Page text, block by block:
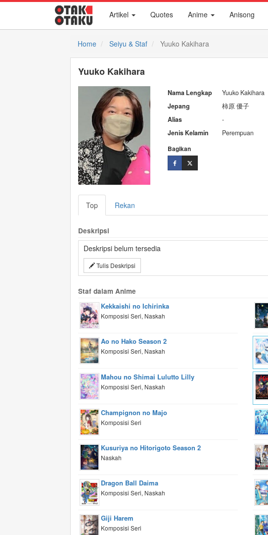
Artikel Quotes Anime Anisong
Home Seiyu & Staf Yuuko Kakihara
Yuuko Kakihara
Nama Lengkap
Yuuko Kakihara
Jepang
柿原 優子
Alias
-
Jenis Kelamin
Perempuan
Bagikan
Top Rekan
Deskripsi
Deskripsi belum tersedia
Tulis Deskripsi
Staf dalam Anime
Kekkaishi no Ichirinka
Komposisi Seri, Naskah
Ao no Hako Season 2
Komposisi Seri, Naskah
Mahou no Shimai Lulutto Lilly
Komposisi Seri, Naskah
Champignon no Majo
Komposisi Seri
Kusuriya no Hitorigoto Season 2
Naskah
Dragon Ball Daima
Komposisi Seri, Naskah
Giji Harem
Komposisi Seri